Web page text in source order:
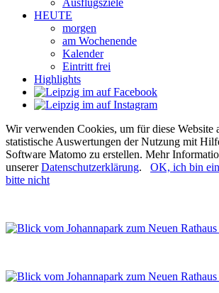
Ausflugsziele
HEUTE
morgen
am Wochenende
Kalender
Eintritt frei
Highlights
Wir verwenden Cookies, um für diese Website
statistische Auswertungen der Nutzung mit
Software Matomo zu erstellen. Mehr
unsererDatenschutzerklärung. OK, ich bin
bitte nicht